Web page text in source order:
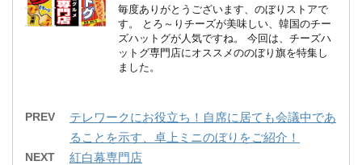
毎度ありがとうございます、のぼりストアで
す。 とろ～りチーズが美味しい、韓国のチー
ズハットグが人気ですね。 今回は、チーズハ
ットグ専門店にオススメののぼり旗を特集し
ました。
PREV
テレワークにお役立ち！自席に居ても会議中であ
ることを示す、卓上ミニのぼりをご紹介！
NEXT 紅白幕専門店